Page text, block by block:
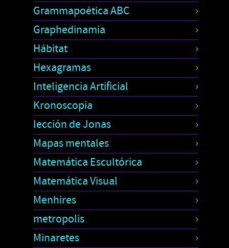
Grammapoética ABC
Graphedinamia
Hábitat
Hexagramas
Inteligencia Artificial
Kronoscopia
lección de Jonas
Mapas mentales
Matemática Escultórica
Matemática Visual
Menhires
metropolis
Minaretes